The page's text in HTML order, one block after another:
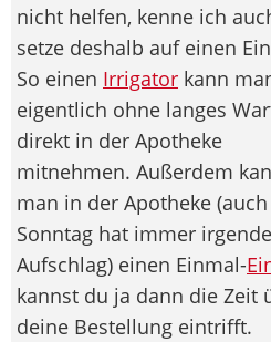
nicht helfen, kenne ich
setze deshalb auf einen
So einen Irrigator kann
eigentlich ohne langes
direkt in der Apotheke
mitnehmen. Außerdem
man in der Apotheke
Sonntag hat immer
Aufschlag) einen Einmal-
kannst du ja dann die Zeit
deine Bestellung eintrifft.